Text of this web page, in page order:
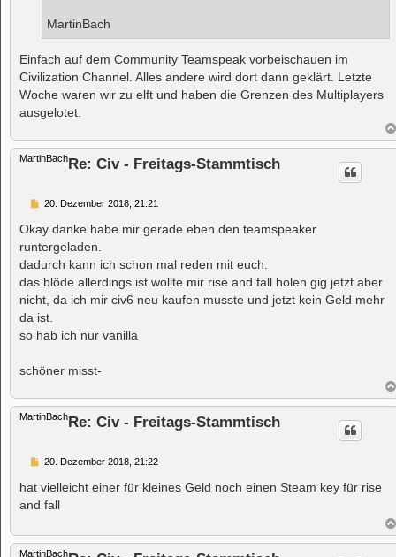
MartinBach
Einfach auf dem Community Teamspeak vorbeischauen im
Civilization Channel. Alles andere wird dort dann geklärt. Letzte
Woche waren wir zu elft und haben die Grenzen des Multiplayers
ausgelotet.
MartinBach Re: Civ - Freitags-Stammtisch
B
i
t
r
a
g
20. Dezember 2018, 21:21
Okay danke habe mir gerade eben den teamspeaker
runtergeladen.
dadurch kann ich schon mal reden mit euch.
das blöde allerdings ist wollte mir rise and fall holen gig jetzt aber
nicht, da ich mir civ6 neu kaufen musste und jetzt kein Geld mehr
da ist.
so hab ich nur vanilla
schöner misst-
MartinBachRe: Civ - Freitags-Stammtisch
B
i
t
20. Dezember 2018, 21:22
hat vielleicht einer für kleines Geld noch einen Steam key für rise
and fall
MartinBach